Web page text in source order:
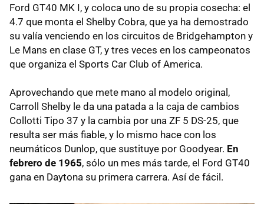
Ford GT40 MK I, y coloca uno de su propia cosecha: el
4.7 que monta el Shelby Cobra, que ya ha demostrado
su valía venciendo en los circuitos de Bridgehampton y
Le Mans en clase GT, y tres veces en los campeonatos
que organiza el Sports Car Club of America.
Aprovechando que mete mano al modelo original,
Carroll Shelby le da una patada a la caja de cambios
Collotti Tipo 37 y la cambia por una ZF 5 DS-25, que
resulta ser más fiable, y lo mismo hace con los
neumáticos Dunlop, que sustituye por Goodyear. En
febrero de 1965, sólo un mes más tarde, el Ford GT40
gana en Daytona su primera carrera. Así de fácil.